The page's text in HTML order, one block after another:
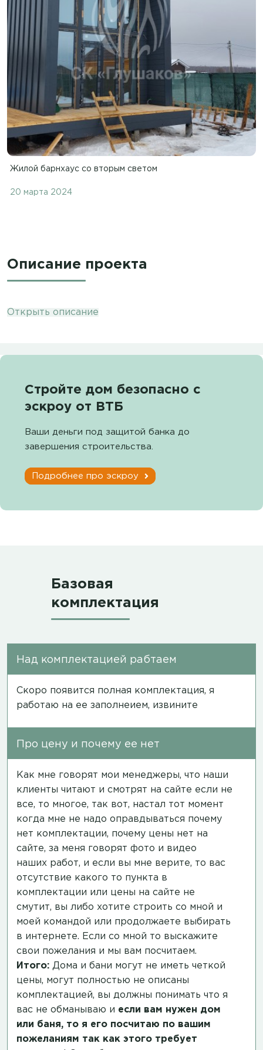
Жилой барнхаус со вторым светом
20 марта 2024
Описание проекта
Открыть описание
Стройте дом безопасно с
эскроу от ВТБ
Ваши деньги под защитой банка до
завершения строительства.
Подробнее про эскроу
Базовая
комплектация
Над комплектацией рабтаем
Скоро появится полная комплектация, я
работаю на ее заполнеием, извините
Про цену и почему ее нет
Как мне говорят мои менеджеры, что наши
клиенты читают и смотрят на сайте если не
все, то многое, так вот, настал тот момент
когда мне не надо оправдываться почему
нет комплектации, почему цены нет на
сайте, за меня говорят фото и видео
наших работ, и если вы мне верите, то вас
отсутствие какого то пункта в
комплектации или цены на сайте не
смутит, вы либо хотите строить со мной и
моей командой или продолжаете выбирать
в интернете. Если со мной то выскажите
свои пожелания и мы вам посчитаем.
Итого: Дома и бани могут не иметь четкой
цены, могут полностью не описаны
комплектацией, вы должны понимать что я
вас не обманываю и если вам нужен дом
или баня, то я его посчитаю по вашим
пожеланиям так как этого требует